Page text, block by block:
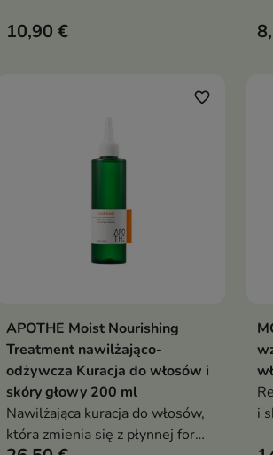
nawilża i przywraca im miękkość
10,90 €
Dodaj do koszyka
favorite_border
APOTHE Moist Nourishing
Treatment nawilżająco-
odżywcza Kuracja do włosów i
skóry głowy 200 ml
Nawilżająca kuracja do włosów,
która zmienia się z płynnej formy
i